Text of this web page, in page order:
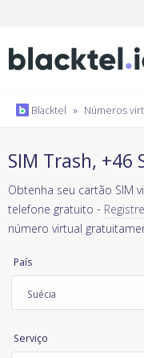
Blacktel » Números
SIM Trash, +46
Obtenha seu cartão SIM
telefone gratuito -
número virtual
País
Serviço